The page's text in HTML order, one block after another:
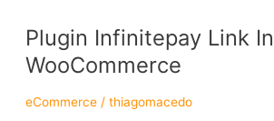
Plugin Infinitepay Link
WooCommerce
eCommerce/ thiagomacedo